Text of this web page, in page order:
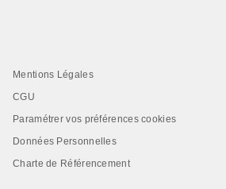
Mentions Légales
CGU
Paramétrer vos préférences cookies
Données Personnelles
Charte de Référencement